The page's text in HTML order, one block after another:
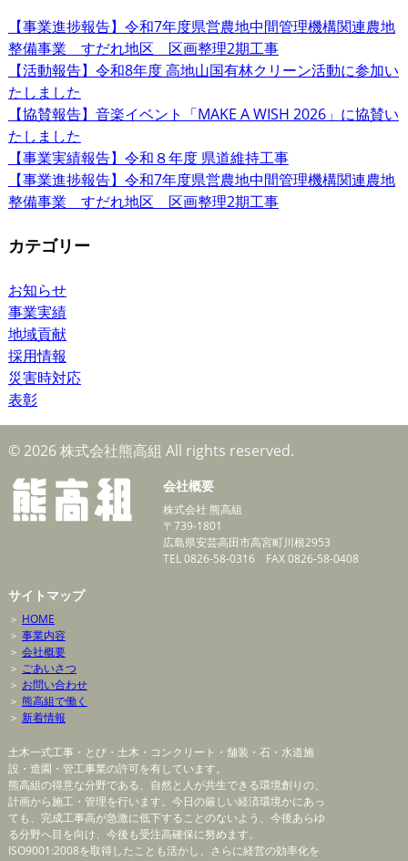
【事業進捗報告】令和7年度県営農地中間管理機構関連農地
整備事業 すだれ地区 区画整理2期工事
【活動報告】令和8年度 高地山国有林クリーン活動に参加い
たしました
【協賛報告】音楽イベント「MAKE A WISH 2026」に協賛い
たしました
【事業実績報告】令和８年度 県道維持工事
【事業進捗報告】令和7年度県営農地中間管理機構関連農地
整備事業 すだれ地区 区画整理2期工事
カテゴリー
お知らせ
事業実績
地域貢献
採用情報
災害時対応
表彰
© 2026 株式会社熊高組 All rights reserved.
会社概要
株式会社 熊高組
〒739-1801
広島県安芸高田市高宮町川根2953
TEL 0826-58-0316 FAX 0826-58-0408
サイトマップ
＞ HOME
＞ 事業内容
＞ 会社概要
＞ ごあいさつ
＞ お問い合わせ
＞ 熊高組で働く
＞ 新着情報
土木一式工事・とび・土木・コンクリート・舗装・石・水道施
設・造園・管工事業の許可を有しています。
熊高組の得意な分野である、自然と人が共生できる環境創りの、
計画から施工・管理を行います。今日の厳しい経済環境かにあっ
ても、完成工事高が急激に低下することのないよう、今後あらゆ
る分野へ目を向け、今後も受注高確保に努めます。
ISO9001:2008を取得したことも活かし、さらに経営の効率化を